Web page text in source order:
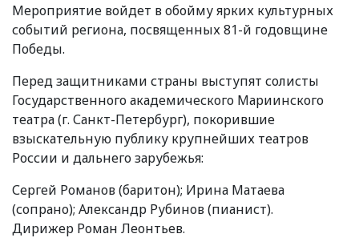
Мероприятие войдет в обойму ярких культурных
событий региона, посвященных 81-й годовщине
Победы.
Перед защитниками страны выступят солисты
Государственного академического Мариинского
театра(г. Санкт-Петербург), покорившие
взыскательную публику крупнейших театров
России и дальнего зарубежья:
Сергей Романов(баритон); Ирина Матаева
(сопрано); Александр Рубинов(пианист).
Дирижер Роман Леонтьев.